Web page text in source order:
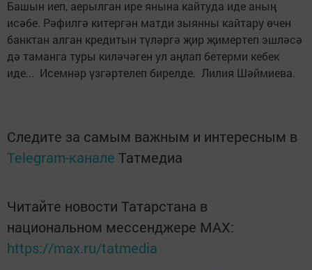
Башын иеп, аерылган ире янына кайтуда иде аның
исәбе. Рәфилгә китергән матди зыянны кайтару өчен
банктан алган кредитын түләргә җир җимертеп эшләсә
дә таманга туры киләчәген ул аңлап бетерми кебек
иде... Исемнәр үзгәртелеп бирелде. Лилия Шәймиева.
Следите за самым важным и интересным в
Telegram-канале Татмедиа
Читайте новости Татарстана в
национальном мессенджере MАХ:
https://max.ru/tatmedia